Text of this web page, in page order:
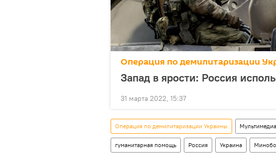
Операция по демилитаризации
Запад в ярости: Россия
31 марта 2022, 15:37
Операция по демилитаризации Украины Мультимедиа
гуманитарная помощь Россия Украина